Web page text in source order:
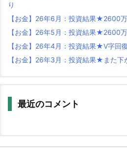
り
【お金】26年6月：投資結果★2600
【お金】26年5月：投資結果★2600
【お金】26年4月：投資結果★V字回
【お金】26年3月：投資結果★また下
最近のコメント